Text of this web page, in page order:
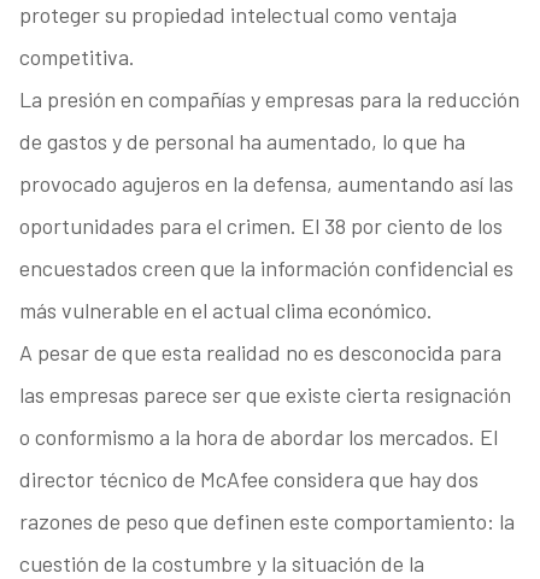
proteger su propiedad intelectual como ventaja
competitiva.
La presión en compañías y empresas para la reducción
de gastos y de personal ha aumentado, lo que ha
provocado agujeros en la defensa, aumentando así las
oportunidades para el crimen. El 38 por ciento de los
encuestados creen que la información confidencial es
más vulnerable en el actual clima económico.
A pesar de que esta realidad no es desconocida para
las empresas parece ser que existe cierta resignación
o conformismo a la hora de abordar los mercados. El
director técnico de McAfee considera que hay dos
razones de peso que definen este comportamiento: la
cuestión de la costumbre y la situación de la